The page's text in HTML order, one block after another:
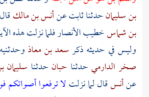
بن سليمانحدثناثابتعنأنس بن مالك
بن شماسخطيبالأنصارفلما نزلت هذه
وليس في حديثه ذكرسعد بن معاذ
صخر الدارميحدثنا حبان حدثنا سليمان
عنأنسقال لما نزلتلا ترفعوا